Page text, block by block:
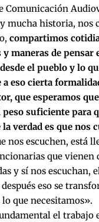
Comunicación
mucha historia, nos
compartimos
y maneras de pensar
el pueblo y lo
a eso cierta
que esperamos
suficiente para
verdad es que nos
nos escuchen, está
que vienen
y sí nos escuchan,
eso se
que necesitamos».
el trabajo